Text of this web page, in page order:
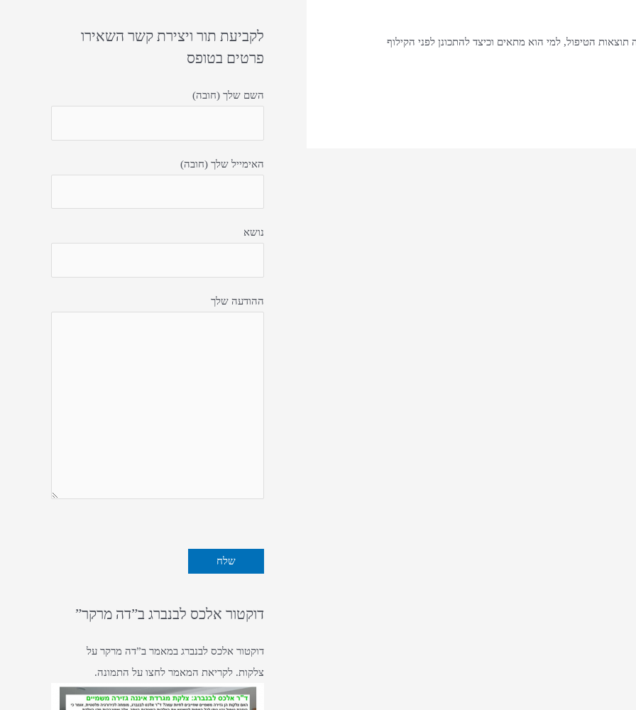
הטיפול, למי הוא מתאים וכיצד להתכונן לפני הקילוף
לקביעת תור ויצירת קשר השאירו
פרטים בטופס
השם שלך (חובה)
האימייל שלך (חובה)
נושא
ההודעה שלך
דוקטור אלכס לבנברג ב”דה מרקר”
דוקטור אלכס לבנברג במאמר ב”דה מרקר על
צלקות. לקריאת המאמר לחצו על התמונה.